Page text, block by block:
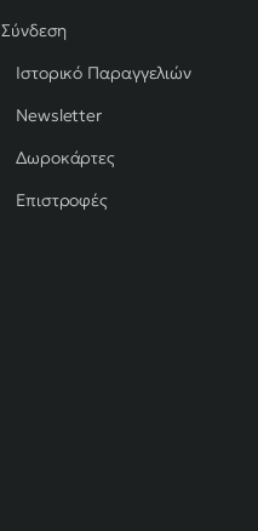
Σύνδεση
Ιστορικό Παραγγελιών
Newsletter
Δωροκάρτες
Επιστροφές